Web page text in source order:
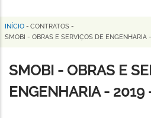
Horizonte
Trilha
navegação
INÍCIO - CONTRATOS -
SMOBI - OBRAS E SERVIÇOS DE
SMOBI - OBRAS E
ENGENHARIA - 2019